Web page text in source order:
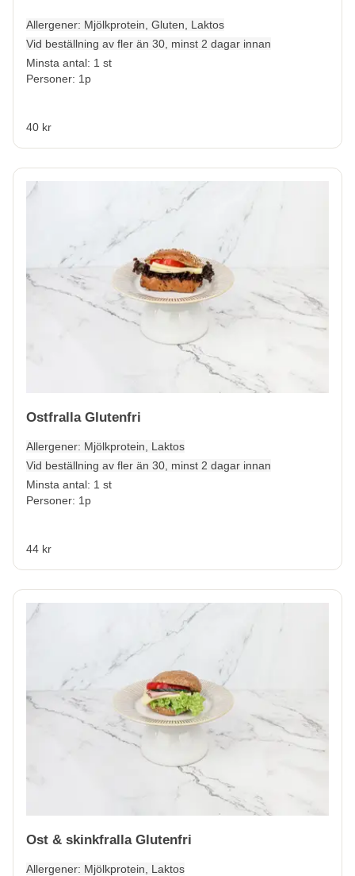
Allergener: Mjölkprotein, Gluten, Laktos
Vid beställning av fler än 30, minst 2 dagar innan
Minsta antal: 1 st
Personer: 1p
40 kr
Ostfralla Glutenfri
Allergener: Mjölkprotein, Laktos
Vid beställning av fler än 30, minst 2 dagar innan
Minsta antal: 1 st
Personer: 1p
44 kr
Ost & skinkfralla Glutenfri
Allergener: Mjölkprotein, Laktos